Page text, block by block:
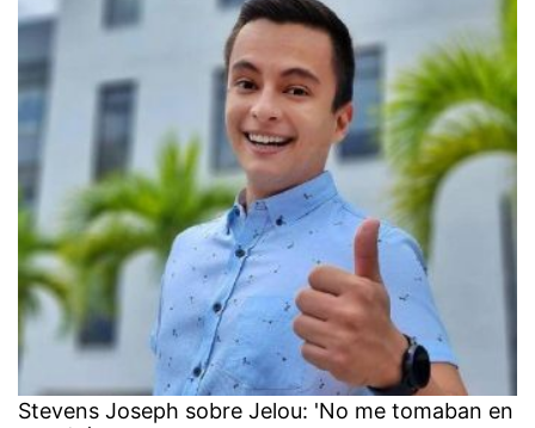
Stevens Joseph sobre Jelou: 'No me tomaban en